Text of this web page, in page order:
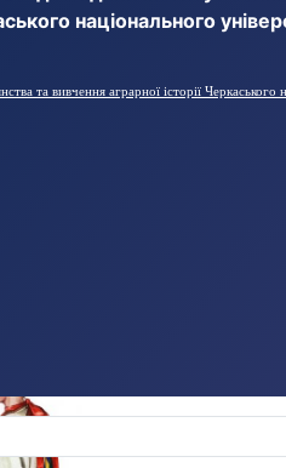
національного
та вивчення аграрної історії